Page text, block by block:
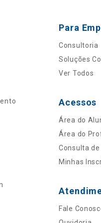
Para
Consultoria
Soluções
Ver Todos
Acessos
Área do
Área do
Consulta
Minhas
Fale